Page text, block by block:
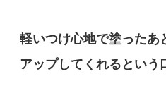
軽いつけ心地で塗ったあ
アップしてくれるという